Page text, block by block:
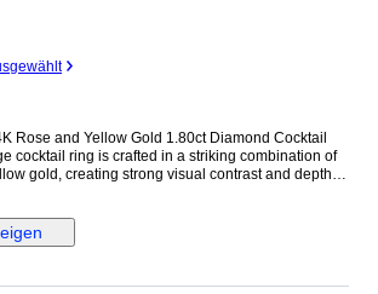
Rose and Yellow Gold 1.80ct Diamond Cocktail
gold, creating strong visual contrast and depth.
form. Its solid gold weight and balanced
statement piece suitable for both men and
23.0 grams Size: EU 63 / US